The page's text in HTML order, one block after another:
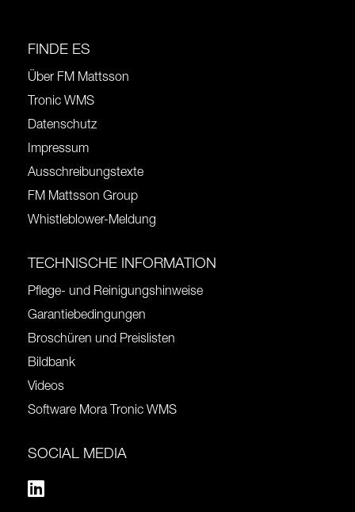
FINDE ES
Über FM Mattsson
Tronic WMS
Datenschutz
Impressum
Ausschreibungstexte
FM Mattsson Group
Whistleblower-Meldung
TECHNISCHE INFORMATION
Pflege- und Reinigungshinweise
Garantiebedingungen
Broschüren und Preislisten
Bildbank
Videos
Software Mora Tronic WMS
SOCIAL MEDIA